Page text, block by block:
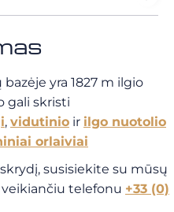
yra 1827 m ilgio
gali skristi
, vidutinio ir ilgo nuotolio
orlaiviai
susisiekite su mūsų
veikiančiu telefonu +33 (0)